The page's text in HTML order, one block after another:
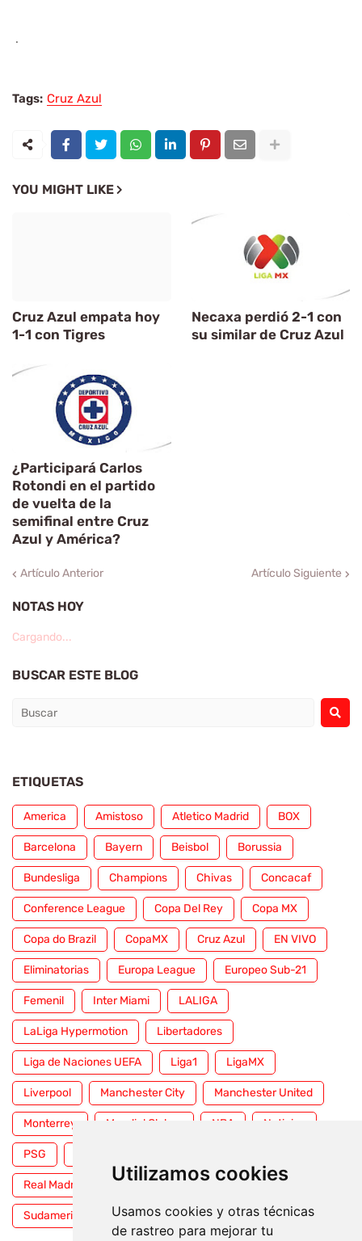
Utilizamos cookies
Usamos cookies y otras técnicas
de rastreo para mejorar tu
.
Tags: Cruz Azul
YOU MIGHT LIKE
Cruz Azul empata hoy
1-1 con Tigres
Necaxa perdió 2-1 con
su similar de Cruz Azul
¿Participará Carlos
Rotondi en el partido
de vuelta de la
semifinal entre Cruz
Azul y América?
Artículo Anterior Artículo Siguiente
NOTAS HOY
Cargando...
BUSCAR ESTE BLOG
ETIQUETAS
America Amistoso Atletico Madrid BOX
Barcelona Bayern Beisbol Borussia
Bundesliga Champions Chivas Concacaf
Conference League Copa Del Rey Copa MX
Copa do Brazil CopaMX Cruz Azul EN VIVO
Eliminatorias Europa League Europeo Sub-21
Femenil Inter Miami LALIGA
LaLiga Hypermotion Libertadores
Liga de Naciones UEFA Liga1 LigaMX
Liverpool Manchester City Manchester United
Monterrey Mundial Clubes NBA Noticias
PSG
Real Madrid Selección Mexicana Serie A
Sudamericana Tigres Toluca UFC WWE